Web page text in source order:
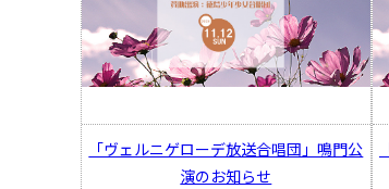
「ヴェルニゲローデ放送合唱団」鳴門公
演のお知らせ